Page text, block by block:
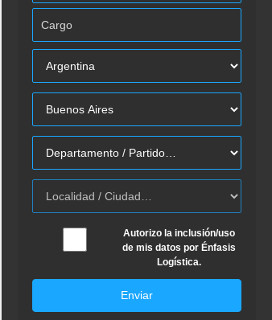
Autorizo la inclusión/uso
de mis datos por Énfasis
Logística.
Enviar